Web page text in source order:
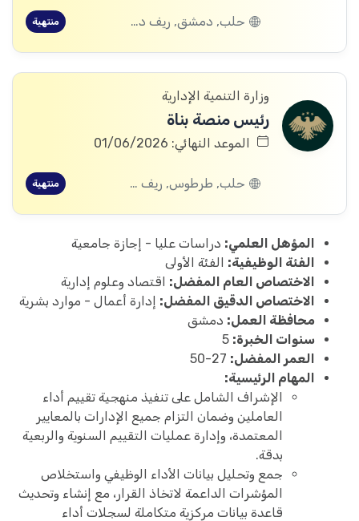
حلب, دمشق, ريف دمشق, ديرالزور, اللاذقية, الرقة, حمص, حماة منتهية
وزارة التنمية الإدارية
رئيس منصة بناة
الموعد النهائي: 01/06/2026
حلب, طرطوس, ريف دمشق, ديرالزور, درعا, إدلب, اللاذقية, الرقة, حماة منتهية
المؤهل العلمي: دراسات عليا - إجازة جامعية
الفئة الوظيفية: الفئة الأولى
الاختصاص العام المفضل: اقتصاد وعلوم إدارية
الاختصاص الدقيق المفضل: إدارة أعمال - موارد بشرية
محافظة العمل: دمشق
سنوات الخبرة:
العمر المفضل:
المهام الرئيسية:
الإشراف الشامل على تنفيذ منهجية تقييم أداء
العاملين وضمان التزام جميع الإدارات بالمعايير
المعتمدة، وإدارة عمليات التقييم السنوية والربعية
بدقة.
جمع وتحليل بيانات الأداء الوظيفي واستخلاص
المؤشرات الداعمة لاتخاذ القرار، مع إنشاء وتحديث
قاعدة بيانات مركزية متكاملة لسجلات أداء